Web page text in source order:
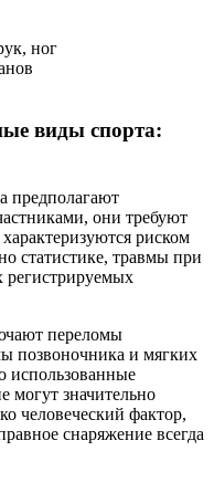
ног
виды спорта:
предполагают
они требуют
риском
статистике, травмы при
регистрируемых
переломы
позвоночника и мягких
использованные
могут значительно
человеческий фактор,
снаряжение всегда